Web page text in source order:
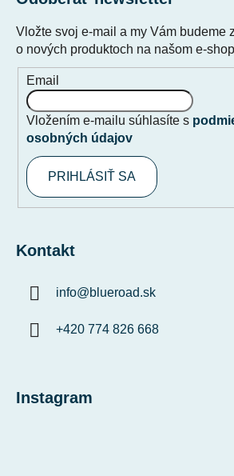
Vložte svoj e-mail a my Vám budeme
o nových produktoch na našom e-
Email
Vložením e-mailu súhlasíte s
osobných údajov
PRIHLÁSIŤ SA
Kontakt
info@blueroad.sk
+420 774 826 668
Instagram